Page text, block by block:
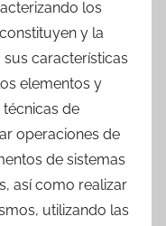
los
y la
características
elementos y
de
operaciones de
de sistemas
así como realizar
utilizando las